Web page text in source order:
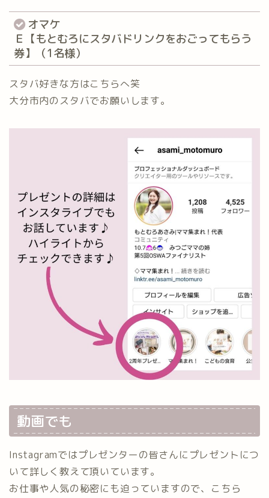
オマケ⁡
Ｅ【もとむろにスタバドリンクをおごってもらう
券】（1名様）⁡
スタバ好きな方はこちらへ笑⁡
大分市内のスタバでお願いします。
動画でも
Instagramではプレゼンターの皆さんにプレゼントにつ
いて詳しく教えて頂いています。
お仕事や人気の秘密にも迫っていますので、こちら